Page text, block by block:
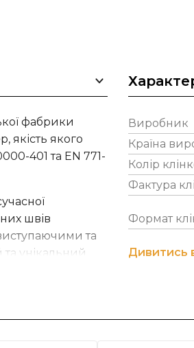
фабрики
якість якого
401 та EN 771-
швів
та
унікальний
світла та тіні.
вами
фабрика
Виробник
Країна
Колір
Фактура
Формат
Дивитись